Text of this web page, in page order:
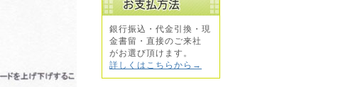
銀行振込・代金引換・現
金書留・直接のご来社
がお選び頂けます。
詳しくはこちらから→